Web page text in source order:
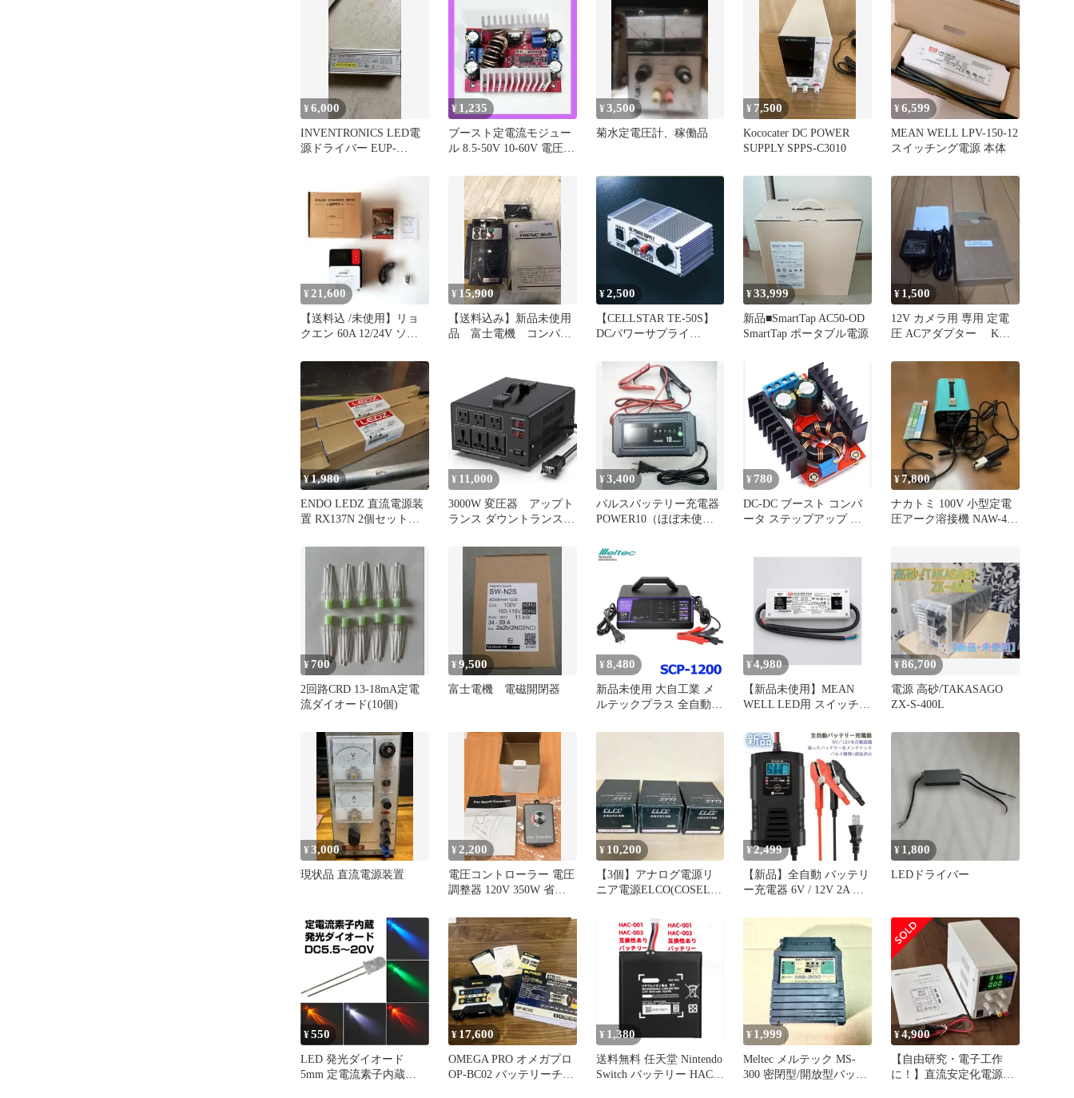
タル表示 電圧計 電流計
0.5-30V 0-4A 可変 昇圧
降圧 DC-DC 電源モジュ
ール 逆接保護 逆流防止
DIY 電子工作
電源モジュール 昇圧 降
圧 定電圧 定電流 LCDデ
ジタル表示 電圧計 電流
計 電力計 入力逆接保護
出力逆流防止 スイッチ制
御
¥6,000
INVENTRONICS LED電
源ドライバー EUP-
¥ 1,235
ブースト定電流モジュー
ル 8.5-50V 10-60V 電圧充
¥3,500
菊水定電圧計、稼働品
¥ 7,500
Kococater DC POWER
SUPPLY SPPS-C3010
¥6,599
MEAN WELL LPV-150-12
スイッチング電源 本体
¥ 21,600
【送料込 /未使用】リョ
クエン 60A 12/24V ソー
¥ 15,900
【送料込み】新品未使用
品 富士電機 コンパク
¥2,500
【CELLSTAR TE-50S】
DCパワーサプライ
¥33,999
新品■SmartTap AC50-OD
SmartTap ポータブル電源
¥ 1,500
12V カメラ用 専用 定電
圧 ACアダプター KMT-
¥1,980
ENDO LEDZ 直流電源装
置 RX137N 2個セット
¥ 11,000
3000W 変圧器 アップト
ランス ダウントランス
¥3,400
パルスバッテリー充電器
POWER10（ほぼ未使用
¥ 780
DC-DC ブースト コンバ
ータ ステップアップ 調
¥7,800
ナカトミ 100V 小型定電
圧アーク溶接機 NAW-40
¥ 700
2回路CRD 13-18mA定電
流ダイオード(10個)
¥9,500
富士電機 電磁開閉器
¥ 8,480
新品未使用 大自工業 メ
ルテックプラス 全自動
SCP-1200 メーカー3年保
¥ 4,980
【新品未使用】MEAN
WELL LED用 スイッチン
200-12-A 出力 12V 16A
192W IP67防水 定電圧・
定電流(CC+CV)モード 屋
外・屋内用 LEDドライバ
ー 電源装置
¥86,700
電源 高砂/TAKASAGO
ZX-S-400L
¥3,000
現状品 直流電源装置
¥ 2,200
電圧コントローラー 電圧
調整器 120V 350W 省エ
¥ 10,200
【3個】アナログ電源リ
ニア電源ELCO(COSEL)
¥2,499
【新品】全自動 バッテリ
ー充電器 6V / 12V 2A パ
¥ 1,800
LEDドライバー
¥550
LED 発光ダイオード
5mm 定電流素子内蔵
¥17,600
OMEGA PRO オメガプロ
OP-BC02 バッテリーチャ
¥ 1,380
送料無料 任天堂 Nintendo
Switch バッテリー HAC-
¥ 1,999
Meltec メルテック MS-
300 密閉型/開放型バッテ
¥4,900
【自由研究・電子工作
に！】直流安定化電源